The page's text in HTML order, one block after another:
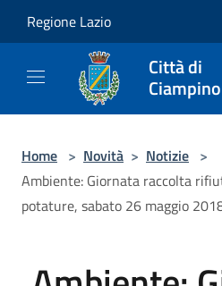
Regione Lazio
Città di
Ciampino
Home > Novità > Notizie >
Ambiente: Giornata raccolta
potature, sabato 26 maggio